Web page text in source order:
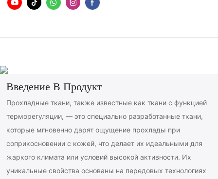
Введение В Продукт
Прохладные ткани, также известные как ткани с функцией
терморегуляции, — это специально разработанные ткани,
которые мгновенно дарят ощущение прохлады при
соприкосновении с кожей, что делает их идеальными для
жаркого климата или условий высокой активности. Их
уникальные свойства основаны на передовых технологиях